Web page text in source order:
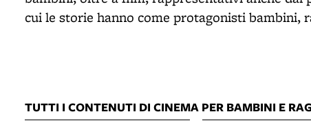
cui le storie hanno come protagonisti bambini,
TUTTI I CONTENUTI DI CINEMA PER BAMBINI E